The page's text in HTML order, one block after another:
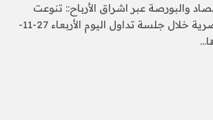
والبورصة عبر اشراق الأرباح:: تنوعت
أخبار البورصة المصرية خلال جلسة تداول اليوم الأربعاء 27-11-